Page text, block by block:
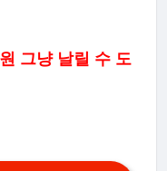
그냥 날릴 수 도